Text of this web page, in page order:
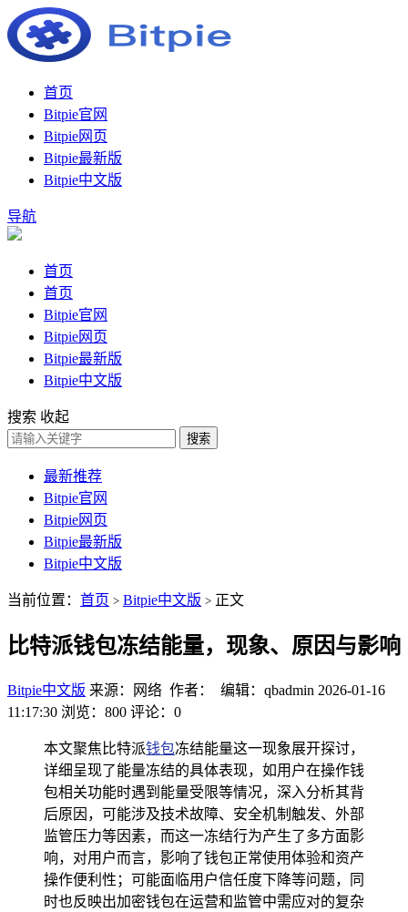
首页
Bitpie官网
Bitpie网页
Bitpie最新版
Bitpie中文版
导航
首页
首页
Bitpie官网
Bitpie网页
Bitpie最新版
Bitpie中文版
搜索 收起
搜索
最新推荐
Bitpie官网
Bitpie网页
Bitpie最新版
Bitpie中文版
当前位置： 首页 > Bitpie中文版 > 正文
比特派钱包冻结能量，现象、原因与影响
Bitpie中文版 来源：网络 作者： 编辑：qbadmin 2026-01-16
11:17:30 浏览：800 评论：0
本文聚焦比特派钱包冻结能量这一现象展开探讨，
详细呈现了能量冻结的具体表现，如用户在操作钱
包相关功能时遇到能量受限等情况，深入分析其背
后原因，可能涉及技术故障、安全机制触发、外部
监管压力等因素，而这一冻结行为产生了多方面影
响，对用户而言，影响了钱包正常使用体验和资产
操作便利性；可能面临用户信任度下降等问题，同
时也反映出加密钱包在运营和监管中需应对的复杂